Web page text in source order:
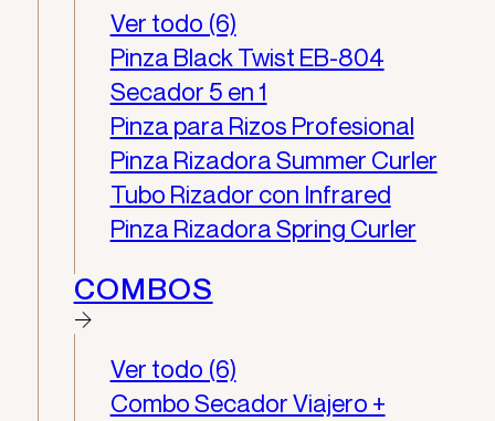
Ver todo (6)
Pinza Black Twist EB-804
Secador 5 en 1
Pinza para Rizos Profesional
Pinza Rizadora Summer Curler
Tubo Rizador con Infrared
Pinza Rizadora Spring Curler
COMBOS
Ver todo (6)
Combo Secador Viajero +